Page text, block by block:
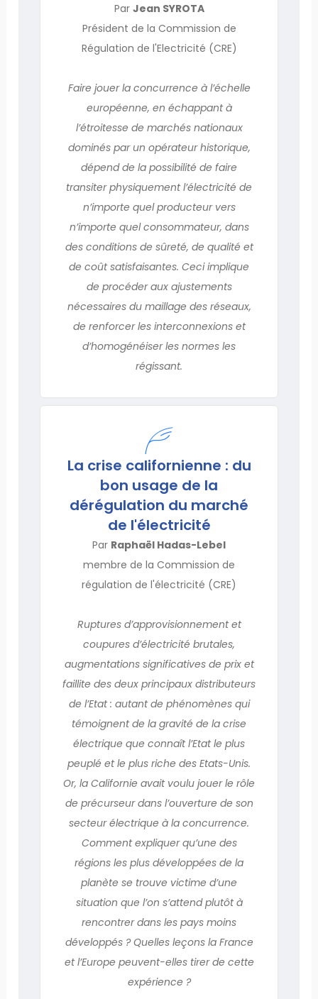
Par Jean SYROTA
Président de la Commission de
Régulation de l'Electricité (CRE)
Faire jouer la concurrence à l’échelle
européenne, en échappant à
l’étroitesse de marchés nationaux
dominés par un opérateur historique,
dépend de la possibilité de faire
transiter physiquement l’électricité de
n’importe quel producteur vers
n’importe quel consommateur, dans
des conditions de sûreté, de qualité et
de coût satisfaisantes. Ceci implique
de procéder aux ajustements
nécessaires du maillage des réseaux,
de renforcer les interconnexions et
d’homogénéiser les normes les
régissant.
La crise californienne : du
bon usage de la
dérégulation du marché
de l'électricité
Par Raphaël Hadas-Lebel
membre de la Commission de
régulation de l'électricité (CRE)
Ruptures d’approvisionnement et
coupures d’électricité brutales,
augmentations significatives de prix et
faillite des deux principaux distributeurs
de l’Etat : autant de phénomènes qui
témoignent de la gravité de la crise
électrique que connaît l’Etat le plus
peuplé et le plus riche des Etats-Unis.
Or, la Californie avait voulu jouer le rôle
de précurseur dans l’ouverture de son
secteur électrique à la concurrence.
Comment expliquer qu’une des
régions les plus développées de la
planète se trouve victime d’une
situation que l’on s’attend plutôt à
rencontrer dans les pays moins
développés ? Quelles leçons la France
et l’Europe peuvent-elles tirer de cette
expérience ?